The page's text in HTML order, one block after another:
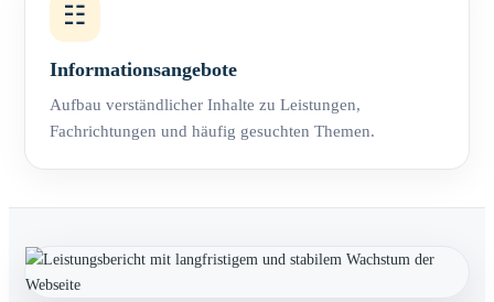
☷
Informationsangebote
Aufbau verständlicher Inhalte zu Leistungen,
Fachrichtungen und häufig gesuchten Themen.